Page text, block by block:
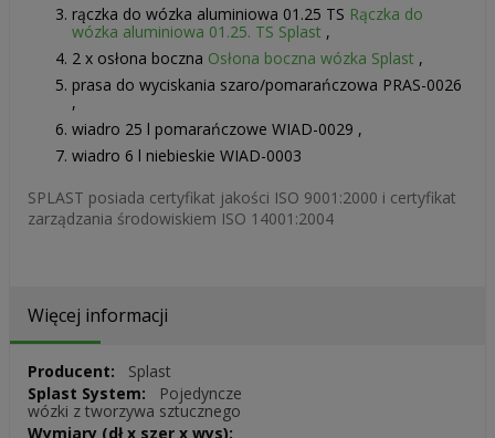
rączka do wózka aluminiowa 01.25 TS Rączka do
wózka aluminiowa 01.25. TS Splast ,
2 x osłona boczna Osłona boczna wózka Splast ,
prasa do wyciskania szaro/pomarańczowa PRAS-0026
,
wiadro 25 l pomarańczowe WIAD-0029 ,
wiadro 6 l niebieskie WIAD-0003
SPLAST posiada certyfikat jakości ISO 9001:2000 i certyfikat
zarządzania środowiskiem ISO 14001:2004
Więcej informacji
Więcej
informacji
Splast
Pojedyncze
wózki z tworzywa sztucznego